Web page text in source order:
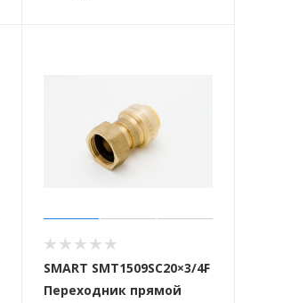
SMART SMT1509SC20×3/4F
Переходник прямой